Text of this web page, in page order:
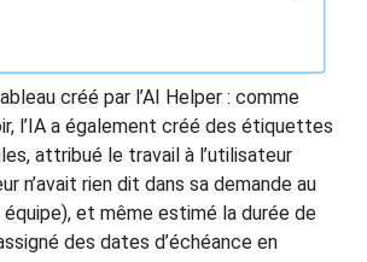
créé par l’AI Helper : comme
l’IA a également créé des étiquettes
attribué le travail à l’utilisateur
n’avait rien dit dans sa demande au
et même estimé la durée de
des dates d’échéance en